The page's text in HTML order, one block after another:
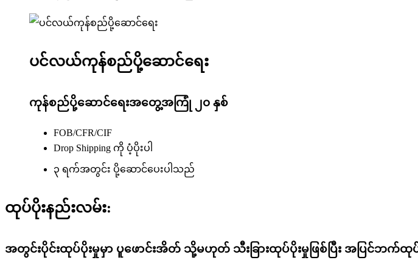
ပင်လယ်ကုန်စည်ပို့ဆောင်ရေး
ကုန်စည်ပို့ဆောင်ရေးအတွေ့အကြုံ ၂၀ နှစ်
FOB/CFR/CIF
Drop Shipping ကို ပံ့ပိုးပါ
၃ ရက်အတွင်း ပို့ဆောင်ပေးပါသည်
ထုပ်ပိုးနည်းလမ်း:
အတွင်းပိုင်းထုပ်ပိုးမှုမှာ ပူဖောင်းအိတ် သို့မဟုတ် သီးခြားထုပ်ပိုးမှုဖြစ်ပြီး အပြင်ဘက်